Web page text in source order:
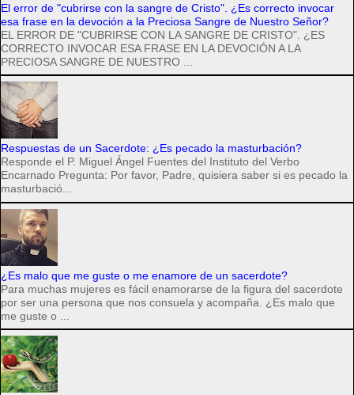
El error de "cubrirse con la sangre de Cristo". ¿Es correcto invocar
esa frase en la devoción a la Preciosa Sangre de Nuestro Señor?
EL ERROR DE "CUBRIRSE CON LA SANGRE DE CRISTO". ¿ES
CORRECTO INVOCAR ESA FRASE EN LA DEVOCIÓN A LA
PRECIOSA SANGRE DE NUESTRO ...
Respuestas de un Sacerdote: ¿Es pecado la masturbación?
Responde el P. Miguel Ángel Fuentes del Instituto del Verbo
Encarnado Pregunta: Por favor, Padre, quisiera saber si es pecado la
masturbació...
¿Es malo que me guste o me enamore de un sacerdote?
Para muchas mujeres es fácil enamorarse de la figura del sacerdote
por ser una persona que nos consuela y acompaña. ¿Es malo que
me guste o ...